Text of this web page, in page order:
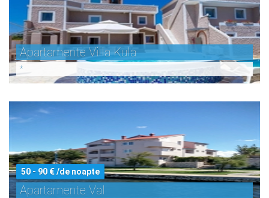
Apartamente Villa Kula
*
50 - 90 € /de noapte
Apartamente Val